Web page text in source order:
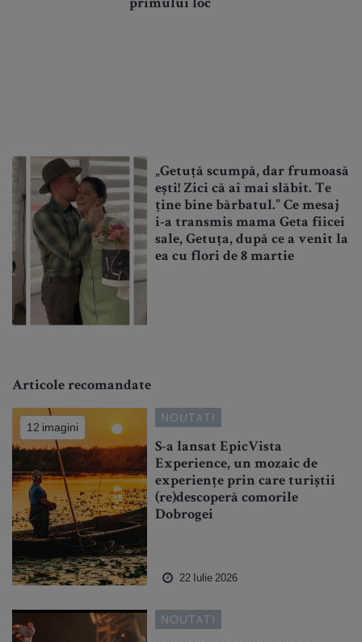
primului loc
„Getuță scumpă, dar frumoasă
ești! Zici că ai mai slăbit. Te
ține bine bărbatul.” Ce mesaj
i-a transmis mama Geta fiicei
sale, Getuța, după ce a venit la
ea cu flori de 8 martie
Articole recomandate
12 imagini
NOUTATI
S-a lansat EpicVista
Experience, un mozaic de
experiențe prin care turiștii
(re)descoperă comorile
Dobrogei
22 Iulie 2026
NOUTATI